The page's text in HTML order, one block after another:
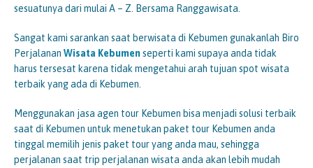
sesuatunya dari mulai A – Z. Bersama Ranggawisata.
Sangat kami sarankan saat berwisata di Kebumen gunakanlah Biro
Perjalanan Wisata Kebumenseperti kami supaya anda tidak
harus tersesat karena tidak mengetahui arah tujuan spot wisata
terbaik yang ada di Kebumen.
Menggunakan jasa agen tour Kebumen bisa menjadi solusi terbaik
saat di Kebumen untuk menetukan paket tour Kebumen anda
tinggal memilih jenis paket tour yang anda mau, sehingga
perjalanan saat trip perjalanan wisata anda akan lebih mudah